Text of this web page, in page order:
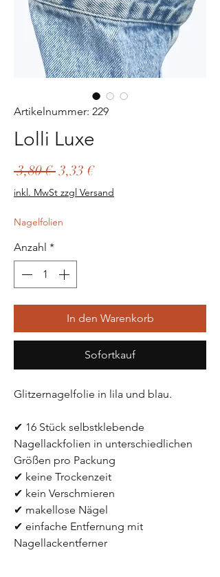
Artikelnummer: 229
Lolli Luxe
3,80 € Standardpreis
3,33 €Sale-
Preis
inkl. MwSt zzgl Versand
Nagelfolien
Anzahl *
In den Warenkorb
Sofortkauf
Glitzernagelfolie in lila und blau.
✔ 16 Stück selbstklebende
Nagellackfolien in unterschiedlichen
Größen pro Packung
✔ keine Trockenzeit
✔ kein Verschmieren
✔ makellose Nägel
✔ einfache Entfernung mit
Nagellackentferner